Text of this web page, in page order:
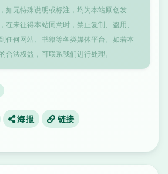
如无特殊说明或标注，均为本站原创发
在未征得本站同意时，禁止复制、盗用、
任何网站、书籍等各类媒体平台。如若本
合法权益，可联系我们进行处理。
海报 链接